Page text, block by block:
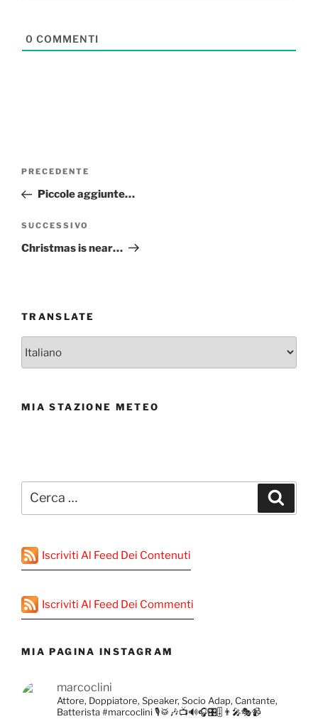
0 COMMENTI
Navigazione
Articolo
precedente:
PRECEDENTE
Piccole aggiunte…
Articolo
successivo
SUCCESSIVO
Christmas is near…
TRANSLATE
MIA STAZIONE METEO
Cerca:
Iscriviti Al Feed Dei Contenuti
Iscriviti Al Feed Dei Commenti
MIA PAGINA INSTAGRAM
marcoclini
Attore, Doppiatore, Speaker, Socio Adap, Cantante,
Batterista#marcoclini 🎙️🥁🎶📺🔊🎧🎛️🎚️👨‍🎤🎭📹